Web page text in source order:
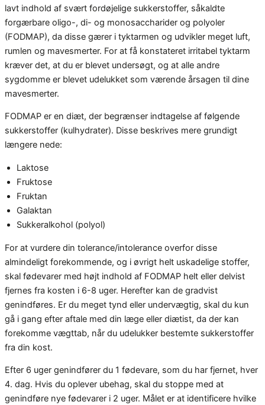
lavt indhold af svært fordøjelige sukkerstoffer, såkaldte
forgærbare oligo-, di- og monosaccharider og polyoler
(FODMAP), da disse gærer i tyktarmen og udvikler meget luft,
rumlen og mavesmerter. For at få konstateret irritabel tyktarm
kræver det, at du er blevet undersøgt, og at alle andre
sygdomme er blevet udelukket som værende årsagen til dine
mavesmerter.
FODMAP er en diæt, der begrænser indtagelse af følgende
sukkerstoffer (kulhydrater). Disse beskrives mere grundigt
længere nede:
Laktose
Fruktose
Fruktan
Galaktan
Sukkeralkohol (polyol)
For at vurdere din tolerance/intolerance overfor disse
almindeligt forekommende, og i øvrigt helt uskadelige stoffer,
skal fødevarer med højt indhold af FODMAP helt eller delvist
fjernes fra kosten i 6-8 uger. Herefter kan de gradvist
genindføres. Er du meget tynd eller undervægtig, skal du kun
gå i gang efter aftale med din læge eller diætist, da der kan
forekomme vægttab, når du udelukker bestemte sukkerstoffer
fra din kost.
Efter 6 uger genindfører du 1 fødevare, som du har fjernet, hver
4. dag. Hvis du oplever ubehag, skal du stoppe med at
genindføre nye fødevarer i 2 uger. Målet er at identificere hvilke